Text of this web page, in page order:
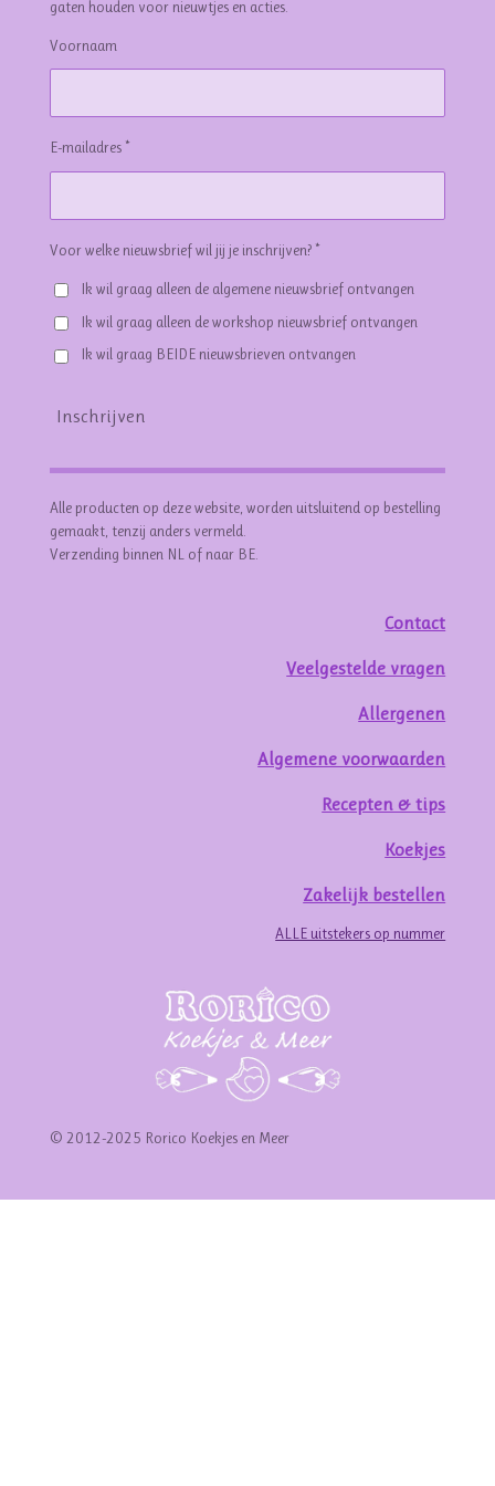
gaten houden voor nieuwtjes en acties.
Voornaam
E-mailadres *
Voor welke nieuwsbrief wil jij je inschrijven? *
Ik wil graag alleen de algemene nieuwsbrief ontvangen
Ik wil graag alleen de workshop nieuwsbrief ontvangen
Ik wil graag BEIDE nieuwsbrieven ontvangen
Inschrijven
Alle producten op deze website, worden uitsluitend op bestelling
gemaakt, tenzij anders vermeld.
Verzending binnen NL of naar BE.
Contact
Veelgestelde vragen
Allergenen
Algemene voorwaarden
Recepten & tips
Koekjes
Zakelijk bestellen
ALLE uitstekers op nummer
© 2012-2025 Rorico Koekjes en Meer